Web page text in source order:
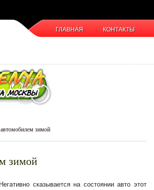
ГЛАВНАЯ КОНТАКТЫ
зимой
зимой
Негативно сказывается на состоянии авто этот